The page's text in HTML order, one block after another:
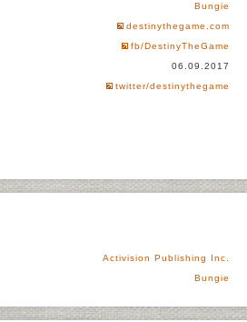
Bungie
destinythegame.com
fb/DestinyTheGame
06.09.2017
twitter/destinythegame
Activision Publishing Inc.
Bungie